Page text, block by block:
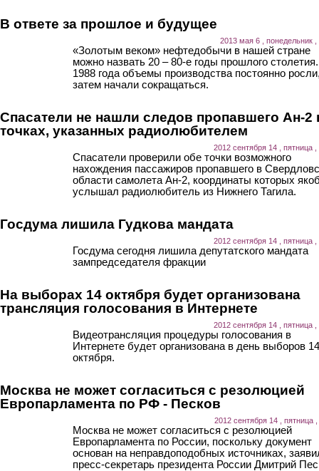
В ответе за прошлое и будущее
2013 мая 6 , понедельник ,
«Золотым веком» нефтедобычи в нашей стране
можно назвать 20 – 80-е годы прошлого
1988 года объемы производства постоянно
затем начали сокращаться.
Спасатели не нашли следов пропавшего Ан-2
точках, указанных радиолюбителем
2012 сентября 14 , пятница ,
Спасатели проверили обе точки возможного
нахождения пассажиров пропавшего в
области самолета Ан-2, координаты которых
услышал радиолюбитель из Нижнего Тагила.
Госдума лишила Гудкова мандата
2012 сентября 14 , пятница ,
Госдума сегодня лишила депутатского мандата
зампредседателя фракции
На выборах 14 октября будет организована
трансляция голосования в Интернете
2012 сентября 14 , пятница ,
Видеотрансляция процедуры голосования в
Интернете будет организована в день выборов 14
октября.
Москва не может согласиться с резолюцией
Европарламента по РФ - Песков
2012 сентября 14 , пятница ,
Москва не может согласиться с резолюцией
Европарламента по России, поскольку документ
основан на неправдоподобных источниках,
пресс-секретарь президента России Дмитрий